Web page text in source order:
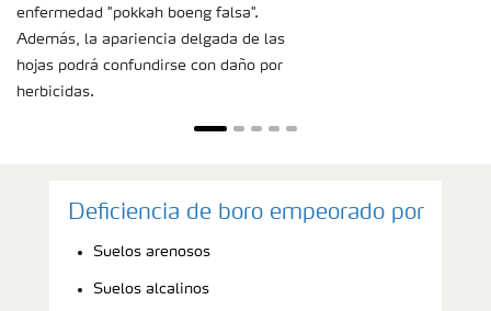
enfermedad "pokkah boeng falsa".
Además, la apariencia delgada de las
hojas podrá confundirse con daño por
herbicidas.
Deficiencia de boro empeorado por
Suelos arenosos
Suelos alcalinos